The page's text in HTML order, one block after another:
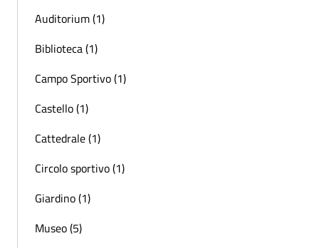
Auditorium (1)
Biblioteca (1)
Campo Sportivo (1)
Castello (1)
Cattedrale (1)
Circolo sportivo (1)
Giardino (1)
Museo (5)